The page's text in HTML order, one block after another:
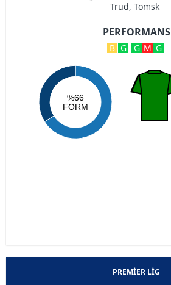
Trud, Tomsk
PERFORMANS
B G G M G
%66
FORM
PREMIER LIG